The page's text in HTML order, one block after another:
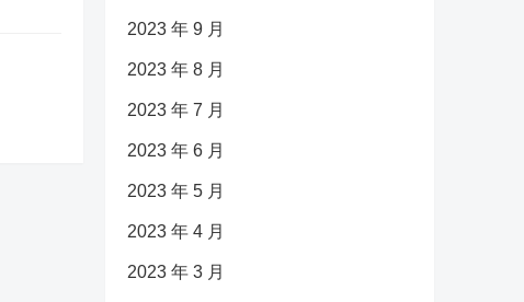
2023 年 9 月
2023 年 8 月
2023 年 7 月
2023 年 6 月
2023 年 5 月
2023 年 4 月
2023 年 3 月